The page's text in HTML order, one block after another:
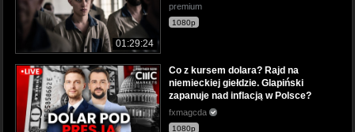
01:29:24
premium
1080p
Co z kursem dolara? Rajd na
niemieckiej giełdzie. Glapiński
zapanuje nad inflacją w Polsce?
fxmagcda
1080p